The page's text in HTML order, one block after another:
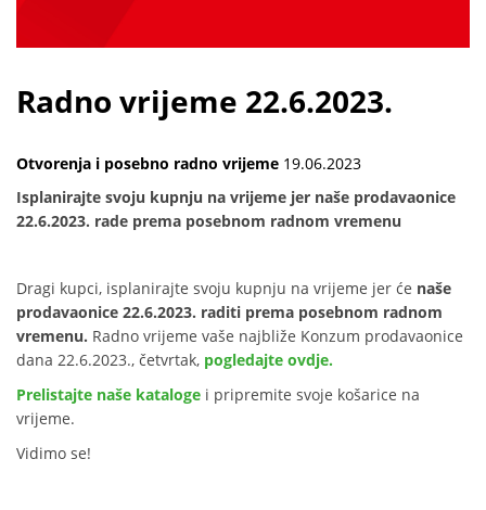
Radno vrijeme 22.6.2023.
Otvorenja i posebno radno vrijeme 19.06.2023
Isplanirajte svoju kupnju na vrijeme jer naše prodavaonice
22.6.2023. rade prema posebnom radnom vremenu
Dragi kupci, isplanirajte svoju kupnju na vrijeme jer će naše
prodavaonice 22.6.2023. raditi prema posebnom radnom
vremenu. Radno vrijeme vaše najbliže Konzum prodavaonice
dana 22.6.2023., četvrtak, pogledajte ovdje.
Prelistajte naše kataloge i pripremite svoje košarice na
vrijeme.
Vidimo se!